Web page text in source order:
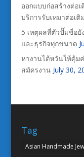
ออกแบบก่อสร้างต่อ
บริการรับเหมาต่อเติ
5 เหตุผลที่ตัวปั๊มชื่อ
และธุรกิจทุกขนาด
หางานไต้หวันให้คุ้ม
สมัครงาน July 30,
Tag
Asian Handmade